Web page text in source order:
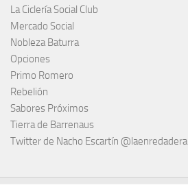
La Ciclería Social Club
Mercado Social
Nobleza Baturra
Opciones
Primo Romero
Rebelión
Sabores Próximos
Tierra de Barrenaus
Twitter de Nacho Escartín @laenredadera